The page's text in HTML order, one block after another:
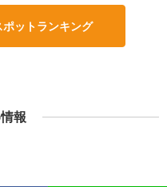
ットランキング
報